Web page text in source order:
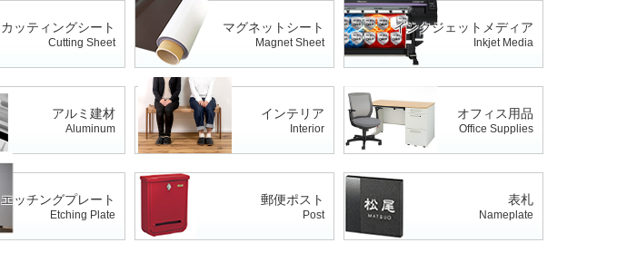
カッティングシート
Cutting Sheet
マグネットシート
Magnet Sheet
インクジェットメディア
Inkjet Media
アルミ建材
Aluminum
インテリア
Interior
オフィス用品
Office Supplies
エッチングプレート
Etching Plate
郵便ポスト
Post
表札
Nameplate